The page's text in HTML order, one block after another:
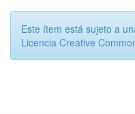
Este ítem está sujeto a
Licencia Creative